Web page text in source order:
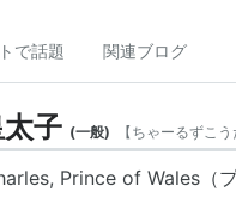
で話題 関連ブログ
子 (一般) 【ちゃーるずこう
Prince of Wales（